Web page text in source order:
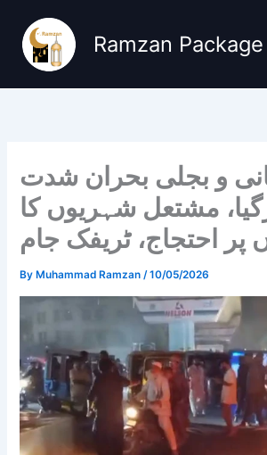
content
Ramzan
و بجلی بحران شدت
مشتعل شہریوں کا
احتجاج، ٹریفک جام
By Muhammad Ramzan/10/05/2026